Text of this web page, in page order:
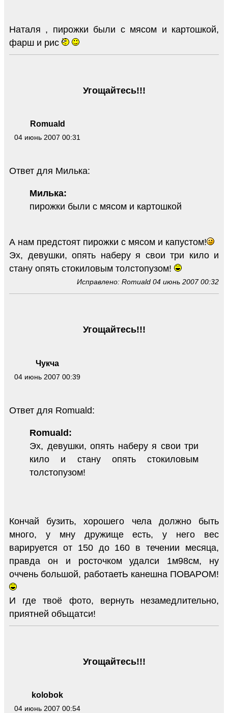
Наталя , пирожки были с мясом и картошкой,
фарш и рис
Romuald
04 июнь 2007 00:31
Угощайтесь!!!
Ответ для Милька:
Милька:
пирожки были с мясом и картошкой
А нам предстоят пирожки с мясом и капустом!
Эх, девушки, опять наберу я свои три кило и
стану опять стокиловым толстопузом!
Исправлено: Romuald 04 июнь 2007 00:32
Чукча
04 июнь 2007 00:39
Угощайтесь!!!
Ответ для Romuald:
Romuald:
Эх, девушки, опять наберу я свои три
кило и стану опять стокиловым
толстопузом!
Кончай бузить, хорошего чела должно быть
много, у мну дружище есть, у него вес
варируется от 150 до 160 в течении месяца,
правда он и росточком удалси 1м98см, ну
оччень большой, работаетЬ канешна ПОВАРОМ!
И где твоё фото, вернуть незамедлительно,
приятней объщатси!
kolobok
04 июнь 2007 00:54
Угощайтесь!!!